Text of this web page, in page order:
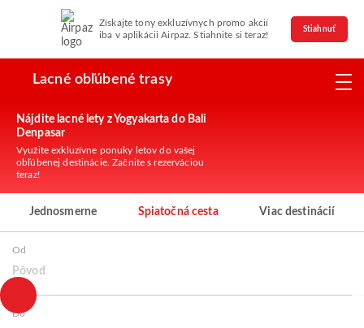
Získajte tony exkluzívnych promo akcií
iba v aplikácii Airpaz. Stiahnite si teraz!
Stiahnuť
Lacné obľúbené trasy
Nájdite lacné lety z Yogyakarta do Bali
Denpasar
Využite exkluzívne ponuky letov do vašej
obľúbenej destinácie. Začnite s rezerváciou
teraz!
Jednosmerne Spiatočná cesta Viac destinácií
Od
Pôvod
Do